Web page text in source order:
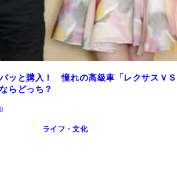
ッと購入！ 憧れの高級車「レクサスＶＳ
らどっち？
ライフ・文化